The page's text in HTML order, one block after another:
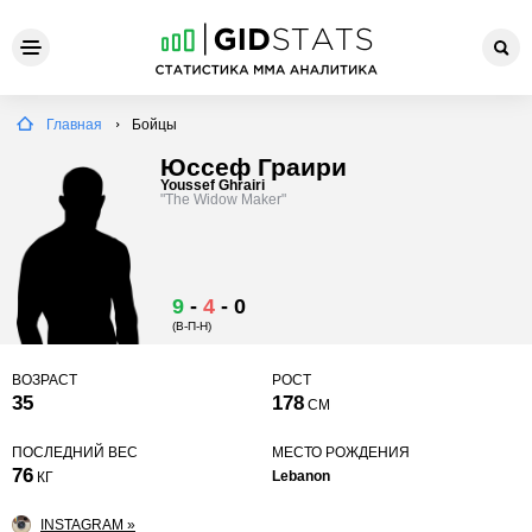
Главная Бойцы
Юссеф Граири
Youssef Ghrairi
"The Widow Maker"
9 - 4 - 0
(В-П-Н)
ВОЗРАСТ
35
РОСТ
178 СМ
ПОСЛЕДНИЙ ВЕС
76 КГ
МЕСТО РОЖДЕНИЯ
Lebanon
INSTAGRAM »